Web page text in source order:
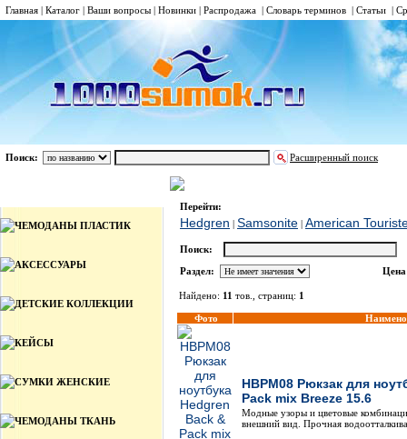
Главная | Каталог | Ваши вопросы | Новинки | Распродажа | Словарь терминов | Статьи |
Поиск: Расширенный поиск
ЧЕМОДАНЫ ПЛАСТИК
АКСЕССУАРЫ
ДЕТСКИЕ КОЛЛЕКЦИИ
КЕЙСЫ
СУМКИ ЖЕНСКИЕ
ЧЕМОДАНЫ ТКАНЬ
РЮКЗАКИ ДЛЯ НОУТБУКА
Перейти:
Hedgren | Samsonite | American
Поиск:
Раздел:
Найдено: 11 тов., страниц: 1
Фото
HBPM08 Рюкзак для
Pack mix Breeze 15.6
Модные узоры и цветовые
внешний вид. Прочная